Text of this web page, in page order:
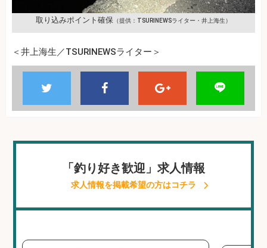
取り込みポイント確保 （提供：TSURINEWSライター・井上海生）
＜井上海生／TSURINEWSライター＞
「釣り好き歓迎」求人情報
求人情報を掲載希望の方はコチラ